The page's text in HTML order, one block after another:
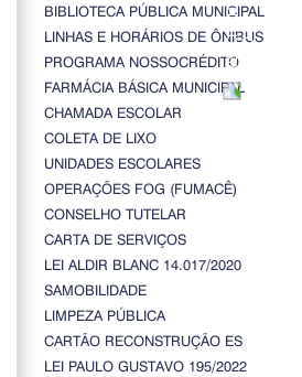
BIBLIOTECA PÚBLICA MUNICIPAL
LINHAS E HORÁRIOS DE ÔNIBUS
PROGRAMA NOSSOCRÉDITO
FARMÁCIA BÁSICA MUNICIPAL
CHAMADA ESCOLAR
COLETA DE LIXO
UNIDADES ESCOLARES
OPERAÇÕES FOG (FUMACÊ)
CONSELHO TUTELAR
CARTA DE SERVIÇOS
LEI ALDIR BLANC 14.017/2020
SAMOBILIDADE
LIMPEZA PÚBLICA
CARTÃO RECONSTRUÇÃO ES
LEI PAULO GUSTAVO 195/2022